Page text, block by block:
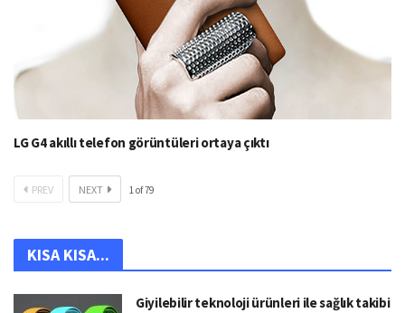
LG G4 akıllı telefon görüntüleri ortaya çıktı
PREV NEXT 1of79
KISA KISA...
Giyilebilir teknoloji ürünleri ile sağlık takibi